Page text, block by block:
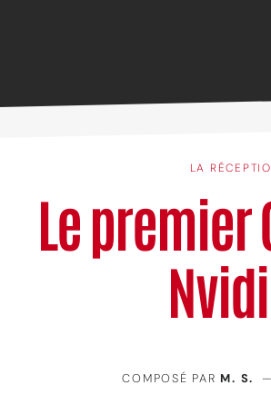
LA
Le premier
COMPOSÉ PARM. S.